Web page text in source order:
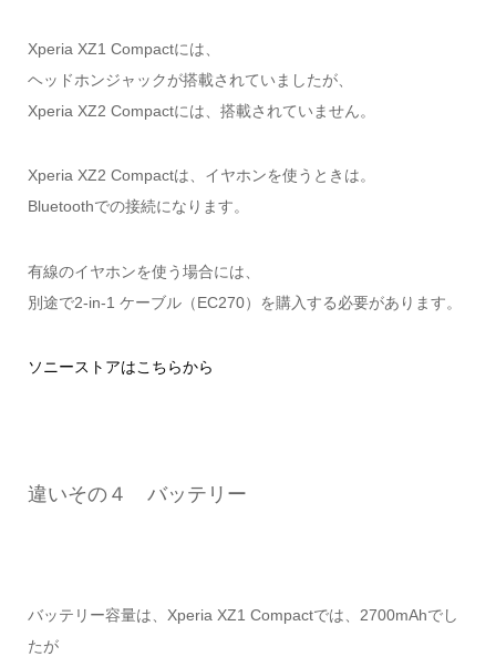
Xperia XZ1 Compactには、
ヘッドホンジャックが搭載されていましたが、
Xperia XZ2 Compactには、搭載されていません。
Xperia XZ2 Compactは、イヤホンを使うときは。
Bluetoothでの接続になります。
有線のイヤホンを使う場合には、
別途で2-in-1 ケーブル（EC270）を購入する必要があります。
ソニーストアはこちらから
違いその４ バッテリー
バッテリー容量は、Xperia XZ1 Compactでは、2700mAhでし
たが